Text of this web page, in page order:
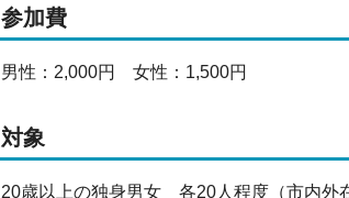
参加費
男性：2,000円 女性：1,500円
対象
20歳以上の独身男女 各20人程度（市内外